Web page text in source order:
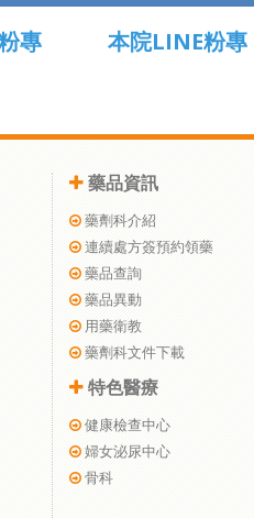
專 本院LINE粉專
藥品資訊
藥劑科介紹
連續處方簽預約領藥
藥品查詢
藥品異動
用藥衛教
藥劑科文件下載
特色醫療
健康檢查中心
婦女泌尿中心
骨科